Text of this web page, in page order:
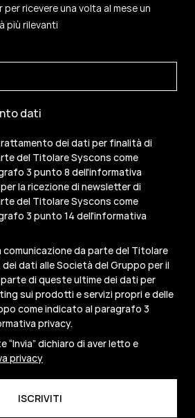
ricevere una volta al mese un
più rilevanti
dati
dei dati per finalità di
del Titolare Syscons come
3 punto 8 dell'informativa
la ricezione di newsletter di
del Titolare Syscons come
3 punto 14 dell'informativa
da parte del Titolare
dati alle Società del Gruppo per il
di queste ultime dei dati per
sui prodotti e servizi propri e delle
come indicato al paragrafo 3
privacy.
“Invia” dichiaro di aver letto e
privacy